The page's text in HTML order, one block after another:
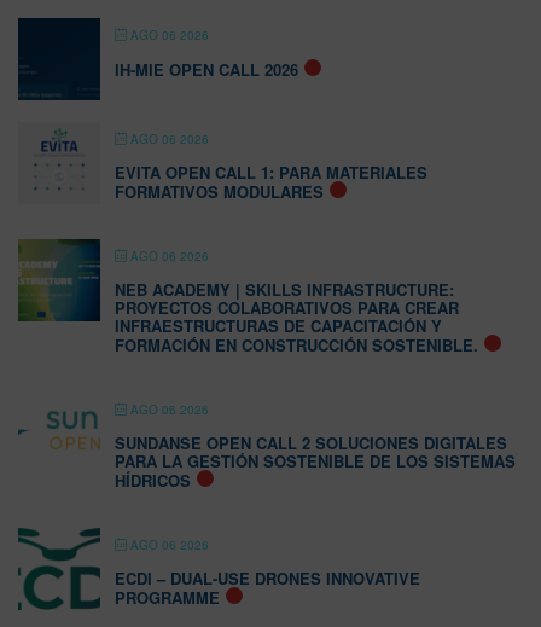
AGO 06 2026
IH-MIE OPEN CALL 2026
AGO 06 2026
EVITA OPEN CALL 1: PARA MATERIALES
FORMATIVOS MODULARES
AGO 06 2026
NEB ACADEMY | SKILLS INFRASTRUCTURE:
PROYECTOS COLABORATIVOS PARA CREAR
INFRAESTRUCTURAS DE CAPACITACIÓN Y
FORMACIÓN EN CONSTRUCCIÓN SOSTENIBLE.
AGO 06 2026
SUNDANSE OPEN CALL 2 SOLUCIONES DIGITALES
PARA LA GESTIÓN SOSTENIBLE DE LOS SISTEMAS
HÍDRICOS
AGO 06 2026
ECDI – DUAL-USE DRONES INNOVATIVE
PROGRAMME